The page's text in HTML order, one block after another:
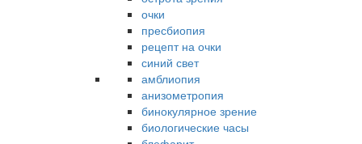
очки
пресбиопия
рецепт на очки
синий свет
амблиопия
анизометропия
бинокулярное зрение
биологические часы